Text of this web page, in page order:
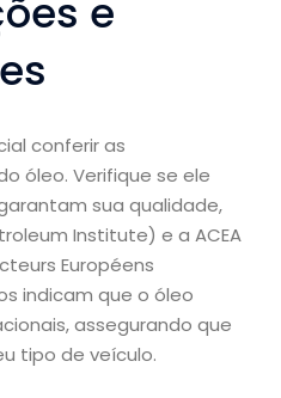
e
conferir as
óleo. Verifique se ele
sua qualidade,
Institute) e a ACEA
Européens
indicam que o óleo
assegurando que
tipo de veículo.